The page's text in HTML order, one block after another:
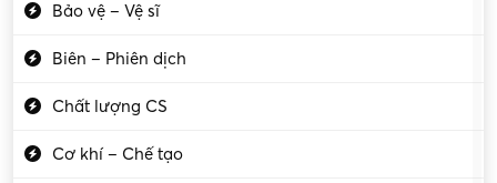
Bảo vệ – Vệ sĩ
Biên – Phiên dịch
Chất lượng CS
Cơ khí – Chế tạo